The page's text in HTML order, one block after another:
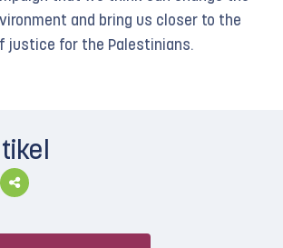
and bring us closer to the
justice for the Palestinians.